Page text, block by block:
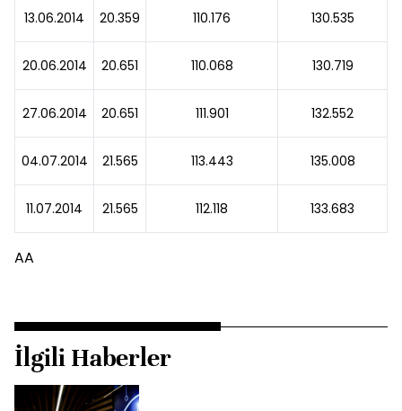
13.06.2014 20.359 110.176 130.535
20.06.2014 20.651 110.068 130.719
27.06.2014 20.651 111.901 132.552
04.07.2014 21.565 113.443 135.008
11.07.2014 21.565 112.118 133.683
AA
İlgili Haberler